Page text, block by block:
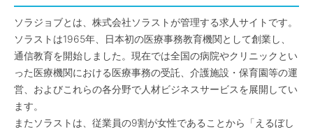
ソラジョブとは、株式会社ソラストが管理する求人サイトです。
ソラストは1965年、日本初の医療事務教育機関として創業し、
通信教育を開始しました。現在では全国の病院やクリニックとい
った医療機関における医療事務の受託、介護施設・保育園等の運
営、およびこれらの各分野で人材ビジネスサービスを展開してい
ます。
またソラストは、従業員の9割が女性であることから「えるぼし